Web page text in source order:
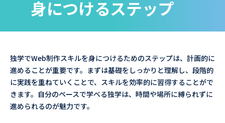
身につけるステップ
独学でWeb制作スキルを身につけるためのステップは、計画的に
進めることが重要です。まずは基礎をしっかりと理解し、段階的
に実践を重ねていくことで、スキルを効率的に習得することがで
きます。自分のペースで学べる独学は、時間や場所に縛られずに
進められるのが魅力です。